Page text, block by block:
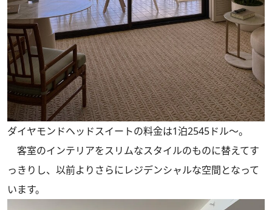
ダイヤモンドヘッドスイートの料金は1泊2545ドル〜。
客室のインテリアをスリムなスタイルのものに替えてす
っきりし、以前よりさらにレジデンシャルな空間となって
います。